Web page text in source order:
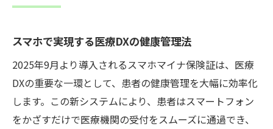
スマホで実現する医療DXの健康管理法
2025年9月より導入されるスマホマイナ保険証は、医療
DXの重要な一環として、患者の健康管理を大幅に効率化
します。この新システムにより、患者はスマートフォン
をかざすだけで医療機関の受付をスムーズに通過でき、